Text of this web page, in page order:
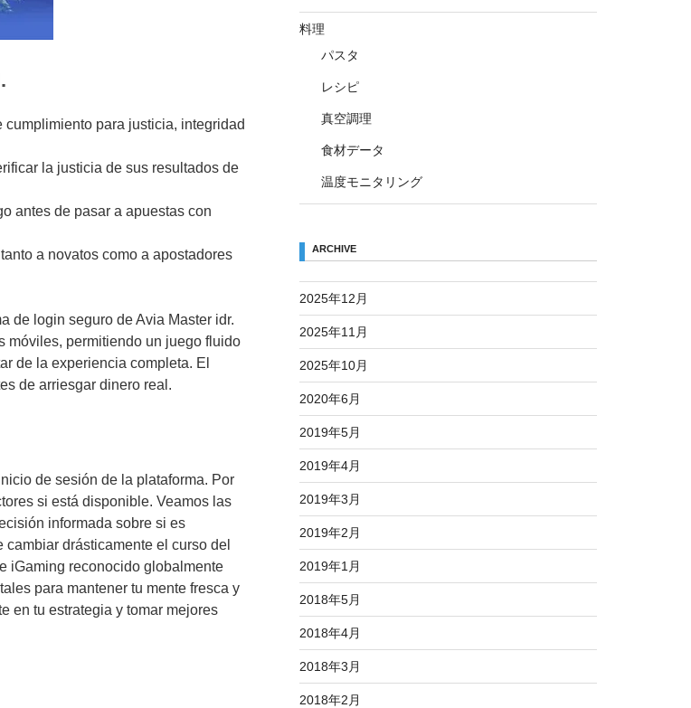
para justicia, integridad
la justicia de sus resultados de
antes de pasar a apuestas con
a novatos como a apostadores
de login seguro de Avia Master idr.
móviles, permitiendo un juego fluido
de la experiencia completa. El
de arriesgar dinero real.
de sesión de la plataforma. Por
si está disponible. Veamos las
informada sobre si es
drásticamente el curso del
iGaming reconocido globalmente
para mantener tu mente fresca y
en tu estrategia y tomar mejores
料理
パスタ
レシピ
真空調理
食材データ
温度モニタリング
ARCHIVE
2025年12月
2025年11月
2025年10月
2020年6月
2019年5月
2019年4月
2019年3月
2019年2月
2019年1月
2018年5月
2018年4月
2018年3月
2018年2月